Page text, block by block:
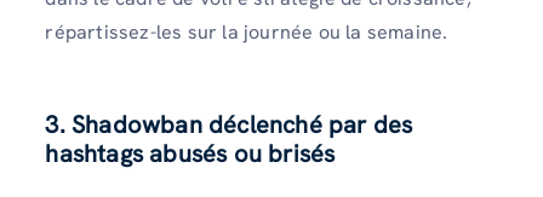
répartissez-les sur la journée ou la semaine.
3.Shadowban déclenché par des
hashtags abusés ou brisés